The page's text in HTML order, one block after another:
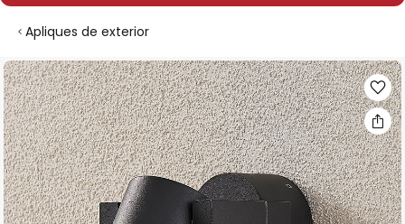
Apliques de exterior
Saltar
al
final
de
la
galería
de